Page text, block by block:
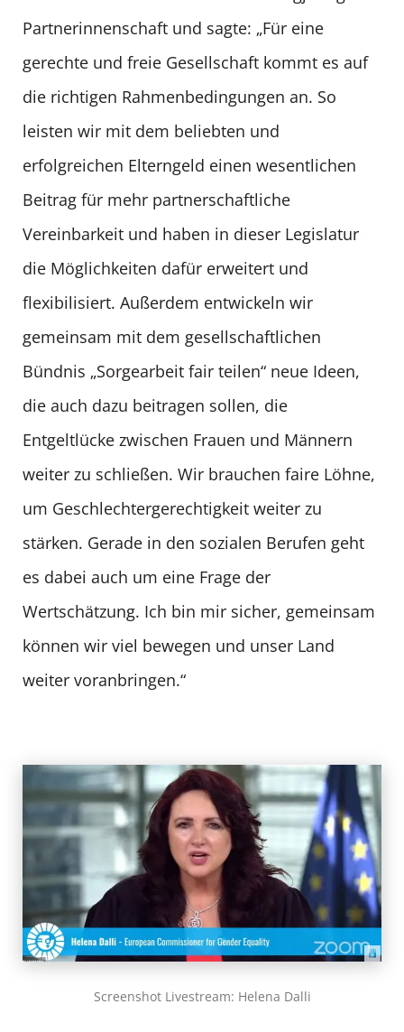
Partnerinnenschaft und sagte: „Für eine
gerechte und freie Gesellschaft kommt es auf
die richtigen Rahmenbedingungen an. So
leisten wir mit dem beliebten und
erfolgreichen Elterngeld einen wesentlichen
Beitrag für mehr partnerschaftliche
Vereinbarkeit und haben in dieser Legislatur
die Möglichkeiten dafür erweitert und
flexibilisiert. Außerdem entwickeln wir
gemeinsam mit dem gesellschaftlichen
Bündnis „Sorgearbeit fair teilen“ neue Ideen,
die auch dazu beitragen sollen, die
Entgeltlücke zwischen Frauen und Männern
weiter zu schließen. Wir brauchen faire Löhne,
um Geschlechtergerechtigkeit weiter zu
stärken. Gerade in den sozialen Berufen geht
es dabei auch um eine Frage der
Wertschätzung. Ich bin mir sicher, gemeinsam
können wir viel bewegen und unser Land
weiter voranbringen.“
Screenshot Livestream: Helena Dalli